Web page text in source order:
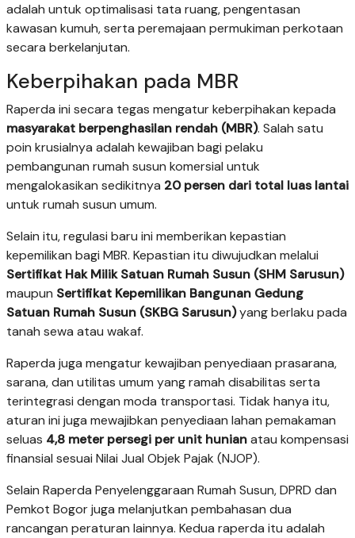
adalah untuk optimalisasi tata ruang, pengentasan
kawasan kumuh, serta peremajaan permukiman perkotaan
secara berkelanjutan.
Keberpihakan pada MBR
Raperda ini secara tegas mengatur keberpihakan kepada
masyarakat berpenghasilan rendah (MBR). Salah satu
poin krusialnya adalah kewajiban bagi pelaku
pembangunan rumah susun komersial untuk
mengalokasikan sedikitnya 20 persen dari total luas lantai
untuk rumah susun umum.
Selain itu, regulasi baru ini memberikan kepastian
kepemilikan bagi MBR. Kepastian itu diwujudkan melalui
Sertifikat Hak Milik Satuan Rumah Susun (SHM Sarusun)
maupun Sertifikat Kepemilikan Bangunan Gedung
Satuan Rumah Susun (SKBG Sarusun)yang berlaku pada
tanah sewa atau wakaf.
Raperda juga mengatur kewajiban penyediaan prasarana,
sarana, dan utilitas umum yang ramah disabilitas serta
terintegrasi dengan moda transportasi. Tidak hanya itu,
aturan ini juga mewajibkan penyediaan lahan pemakaman
seluas 4,8 meter persegi per unit hunianatau kompensasi
finansial sesuai Nilai Jual Objek Pajak (NJOP).
Selain Raperda Penyelenggaraan Rumah Susun, DPRD dan
Pemkot Bogor juga melanjutkan pembahasan dua
rancangan peraturan lainnya. Kedua raperda itu adalah